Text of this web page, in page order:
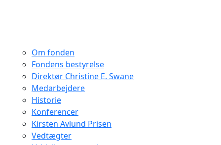
Om fonden
Fondens bestyrelse
Direktør Christine E. Swane
Medarbejdere
Historie
Konferencer
Kirsten Avlund Prisen
Vedtægter